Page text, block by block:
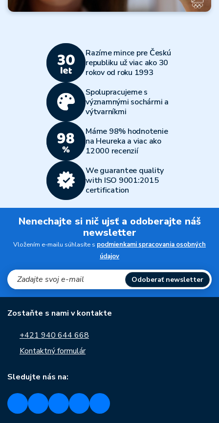
viacboj 2026
Čítať ďalej
Všetky články
Razíme mince pre Českú
republiku už viac ako 30
rokov od roku 1993
Spolupracujeme s
významnými sochármi a
výtvarníkmi
Máme 98% hodnotenie
na Heureka a viac ako
12000 recenzií
We guarantee quality
with ISO 9001:2015
certification
Nenechajte si nič ujsť a odoberajte náš
newsletter
Vložením e-mailu súhlasíte s podmienkami spracovania osobných
údajov
Odoberať newsletter
Zostaňte s nami v kontakte
+421 940 644 668
Kontaktný formulár
Sledujte nás na: